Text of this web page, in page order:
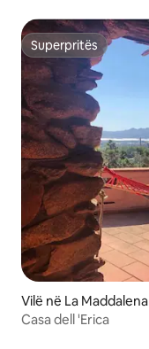
Superpritës
Superpritës
Vilë në La Maddalena
Casa dell 'Erica